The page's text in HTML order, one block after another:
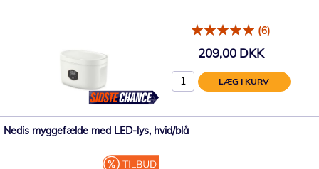
(6)
209,00 DKK
LÆG I KURV
Nedis myggefælde med LED-lys, hvid/blå